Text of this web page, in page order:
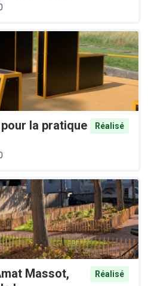
la pratique
Réalisé
Massot,
Réalisé